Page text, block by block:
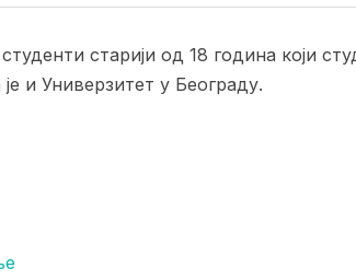
старији од 18 година који
и Универзитет у Београду.